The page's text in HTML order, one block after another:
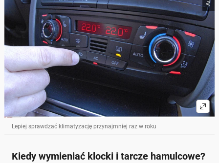
Lepiej sprawdzać klimatyzację przynajmniej raz w roku
Kiedy wymieniać klocki i tarcze hamulcowe?